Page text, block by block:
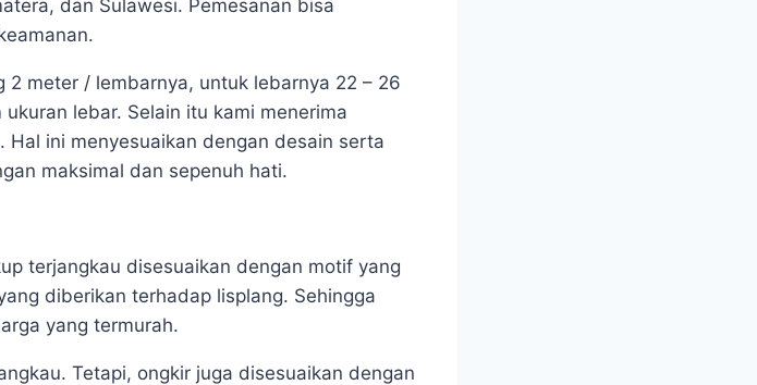
dan Sulawesi. Pemesanan bisa
2 meter / lembarnya, untuk lebarnya 22 – 26
lebar. Selain itu kami menerima
ini menyesuaikan dengan desain serta
maksimal dan sepenuh hati.
terjangkau disesuaikan dengan motif yang
diberikan terhadap lisplang. Sehingga
yang termurah.
Tetapi, ongkir juga disesuaikan dengan